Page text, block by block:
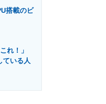
搭載のビ
れ！」
いる人